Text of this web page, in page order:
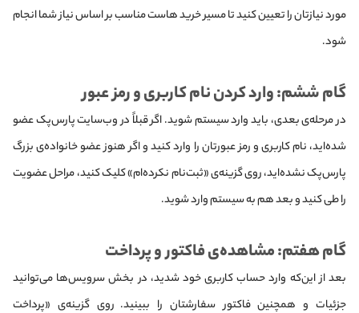
مورد نیازتان را تعیین کنید تا مسیر خرید هاست مناسب بر اساس نیاز شما انجام
شود.
گام ششم: وارد کردن نام کاربری و رمز عبور
در مرحله‌ی بعدی، باید وارد سیستم شوید. اگر قبلاً در وب‌سایت پارس‌پک عضو
شده‌اید، نام کاربری و رمز عبورتان را وارد کنید و اگر هنوز عضو خانواده‌ی بزرگ
پارس‌پک نشده‌اید، روی گزینه‌ی «ثبت‌نام نکرده‌ام» کلیک کنید، مراحل عضویت
را طی کنید و بعد هم به سیستم وارد شوید.
گام هفتم: مشاهده‌ی فاکتور و پرداخت
بعد از این‌که وارد حساب کاربری خود شدید، در بخش سرویس‌ها می‌توانید
جزئیات و همچنین فاکتور سفارشتان را ببینید. روی گزینه‌ی «پرداخت